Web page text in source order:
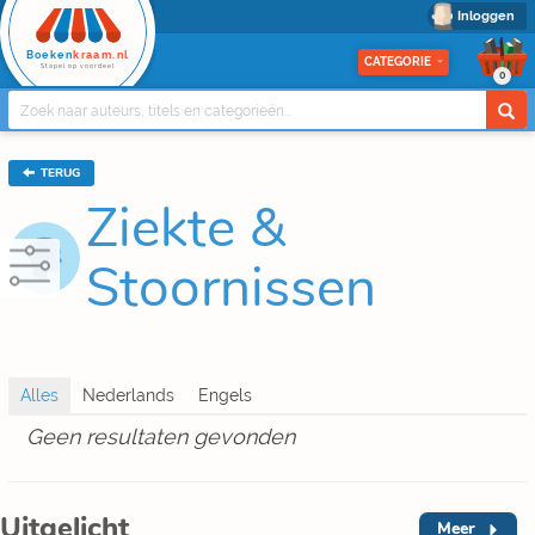
Inloggen
Boeken kraam.nl
Stapel op voordeel CATEGORIE
0
TERUG
Ziekte &
Stoornissen
Geen resultaten gevonden
Meer